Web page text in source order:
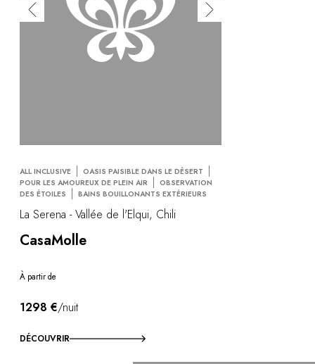
ALL INCLUSIVE
OASIS PAISIBLE DANS LE DÉSERT
POUR LES AMOUREUX DE PLEIN AIR
OBSERVATION
DES ÉTOILES
BAINS BOUILLONANTS EXTÉRIEURS
La Serena - Vallée de l'Elqui, Chili
CasaMolle
À partir de
1298 €/nuit
DÉCOUVRIR